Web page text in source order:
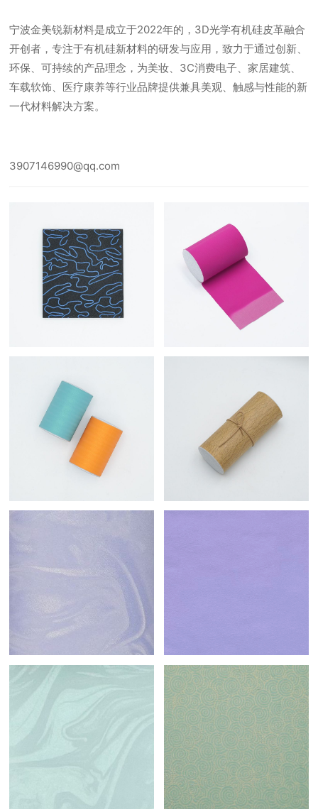
宁波金美锐新材料是成立于2022年的，3D光学有机硅皮革融合
开创者，专注于有机硅新材料的研发与应用，致力于通过创新、
环保、可持续的产品理念，为美妆、3C消费电子、家居建筑、
车载软饰、医疗康养等行业品牌提供兼具美观、触感与性能的新
一代材料解决方案。
3907146990@qq.com